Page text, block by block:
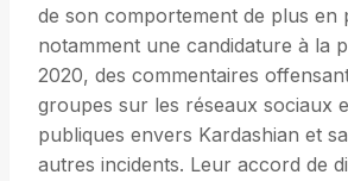
de son comportement de plus en
notamment une candidature à la
2020, des commentaires
groupes sur les réseaux sociaux
publiques envers Kardashian et
autres incidents. Leur accord de